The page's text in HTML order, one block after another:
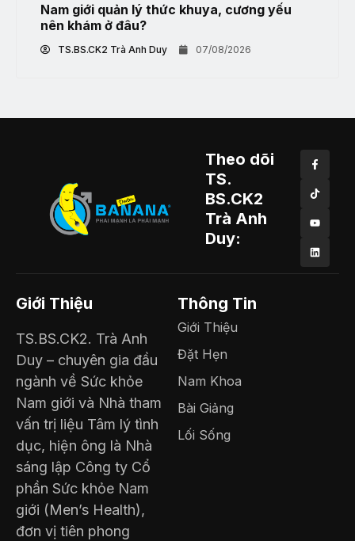
Nam giới quản lý thức khuya, cương yếu
nên khám ở đâu?
TS.BS.CK2 Trà Anh Duy 07/08/2026
Theo dõi
TS.
BS.CK2
Trà Anh
Duy:
Giới Thiệu
TS.BS.CK2. Trà Anh
Duy – chuyên gia đầu
ngành về Sức khỏe
Nam giới và Nhà tham
vấn trị liệu Tâm lý tình
dục, hiện ông là Nhà
sáng lập Công ty Cổ
phần Sức khỏe Nam
giới (Men’s Health),
đơn vị tiên phong
Thông Tin
Giới Thiệu
Đặt Hẹn
Nam Khoa
Bài Giảng
Lối Sống